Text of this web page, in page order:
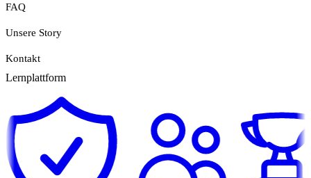
FAQ
Unsere Story
Kontakt
Lernplattform